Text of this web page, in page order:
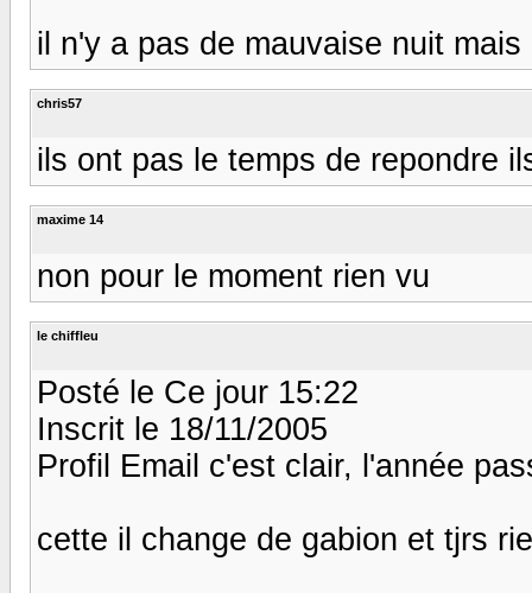
il n'y a pas de mauvaise nuit
chris57
ils ont pas le temps de repondre
maxime 14
non pour le moment rien vu
le chiffleu
Posté le Ce jour 15:22
Inscrit le 18/11/2005
Profil Email c'est clair, l'année
cette il change de gabion et tjrs